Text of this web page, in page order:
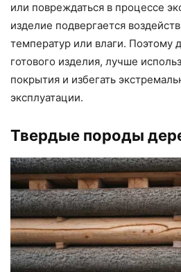
или повреждаться в процессе
изделие подвергается
температур или влаги. Поэтому
готового изделия, лучше
покрытия и избегать
эксплуатации.
Твердые породы